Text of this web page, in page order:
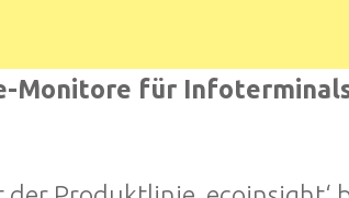
Monitore für